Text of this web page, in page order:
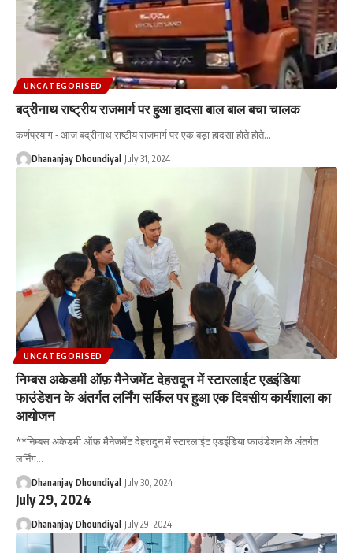
UNCATEGORISED
बद्रीनाथ राष्ट्रीय राजमार्ग पर हुआ हादसा बाल बाल बचा चालक
कर्णप्रयाग - आज बद्रीनाथ राष्टीय राजमार्ग पर एक बड़ा हादसा होते होते…
Dhananjay Dhoundiyal July 31, 2024
UNCATEGORISED
निम्बस अकेडमी ऑफ़ मैनेजमेंट देहरादून में स्टारलाईट एडइंडिया
फाउंडेशन के अंतर्गत लर्निंग सर्किल पर हुआ एक दिवसीय कार्यशाला का
आयोजन
**निम्बस अकेडमी ऑफ़ मैनेजमेंट देहरादून में स्टारलाईट एडइंडिया फाउंडेशन के अंतर्गत
लर्निंग…
Dhananjay Dhoundiyal July 30, 2024
July 29, 2024
Dhananjay Dhoundiyal July 29, 2024